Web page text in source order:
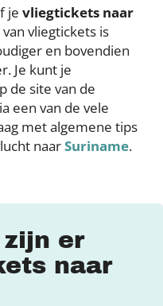
je vliegtickets naar
vliegtickets is
en bovendien
Je kunt je
de site van de
een van de vele
met algemene tips
naarSuriname.
zijn er
naar